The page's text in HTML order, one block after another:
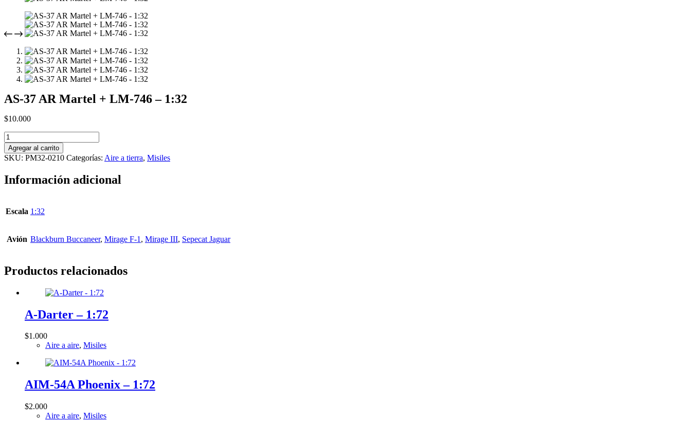
AS-37 AR Martel + LM-746 – 1:32
$10.000
AS-
37
AR
Martel
LM-
1:32
Agregar al carrito
SKU: PM32-0210 Categorías: Aire a tierra, Misiles
Información adicional
Escala 1:32
Avión Blackburn Buccaneer, Mirage F-1 , Mirage III, Sepecat Jaguar
Productos relacionados
A-Darter – 1:72
$1.000
Aire a aire, Misiles
AIM-54A Phoenix – 1:72
$2.000
Aire a aire, Misiles